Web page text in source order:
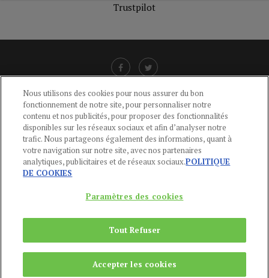
Trustpilot
LIENS UTILES
CGU-POLITIQUE DE CONFIDENTIALITÉ -POLITIQUE DES COOKIES
MENTIONS LÉGALES -AIDE
CONTACT
Du Lundi au Vendredi, 9h-13h et 14h-17h
Copyright © 2024Publications Agora
REMONTER
Nous utilisons des cookies pour nous assurer du bon
fonctionnement de notre site, pour personnaliser notre
contenu et nos publicités, pour proposer des fonctionnalités
disponibles sur les réseaux sociaux et afin d’analyser notre
trafic. Nous partageons également des informations, quant à
votre navigation sur notre site, avec nos partenaires
analytiques, publicitaires et de réseaux sociaux.POLITIQUE
DE COOKIES
Paramètres des cookies
Tout Refuser
Accepter les cookies